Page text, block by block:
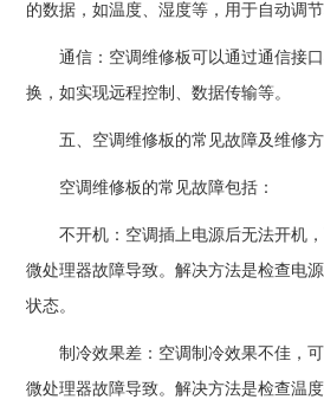
的数据，如温度、湿度等，用于自动调
通信：空调维修板可以通过通信接口
换，如实现远程控制、数据传输等。
五、空调维修板的常见故障及维修
空调维修板的常见故障包括：
不开机：空调插上电源后无法开机，
微处理器故障导致。解决方法是检查电
状态。
制冷效果差：空调制冷效果不佳，可
微处理器故障导致。解决方法是检查温